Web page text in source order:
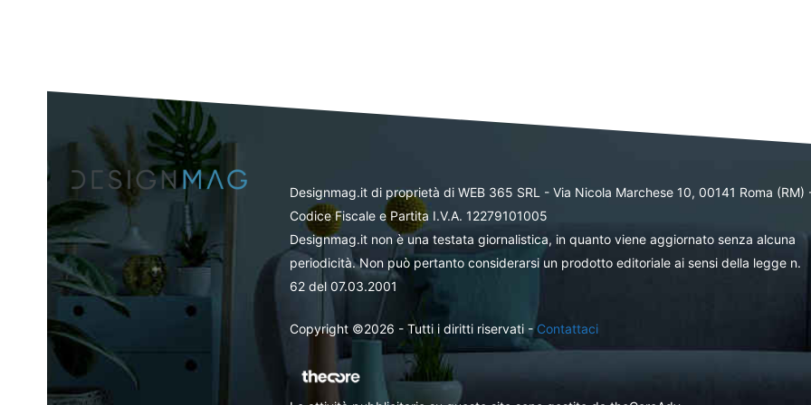
Designmag.it di proprietà di WEB 365 SRL - Via Nicola Marchese 10, 00141 Roma (RM)
Codice Fiscale e Partita I.V.A. 12279101005
Designmag.it non è una testata giornalistica, in quanto viene aggiornato senza alcuna
periodicità. Non può pertanto considerarsi un prodotto editoriale ai sensi della legge n.
62 del 07.03.2001
Copyright ©2026 - Tutti i diritti riservati -Contattaci